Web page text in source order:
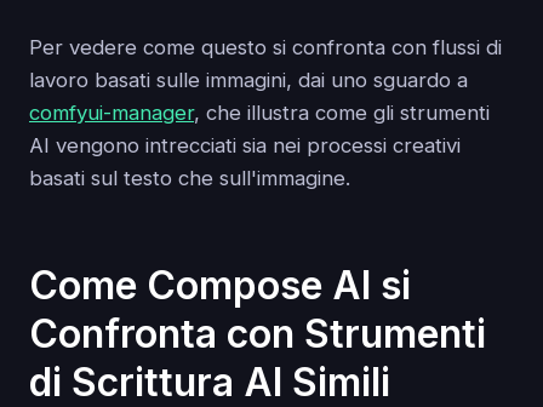
Per vedere come questo si confronta con flussi di
lavoro basati sulle immagini, dai uno sguardo a
comfyui-manager, che illustra come gli strumenti
AI vengono intrecciati sia nei processi creativi
basati sul testo che sull'immagine.
Come Compose AI si
Confronta con Strumenti
di Scrittura AI Simili